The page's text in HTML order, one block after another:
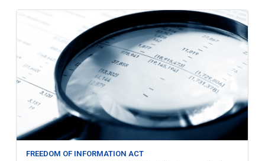
FREEDOM OF INFORMATION ACT